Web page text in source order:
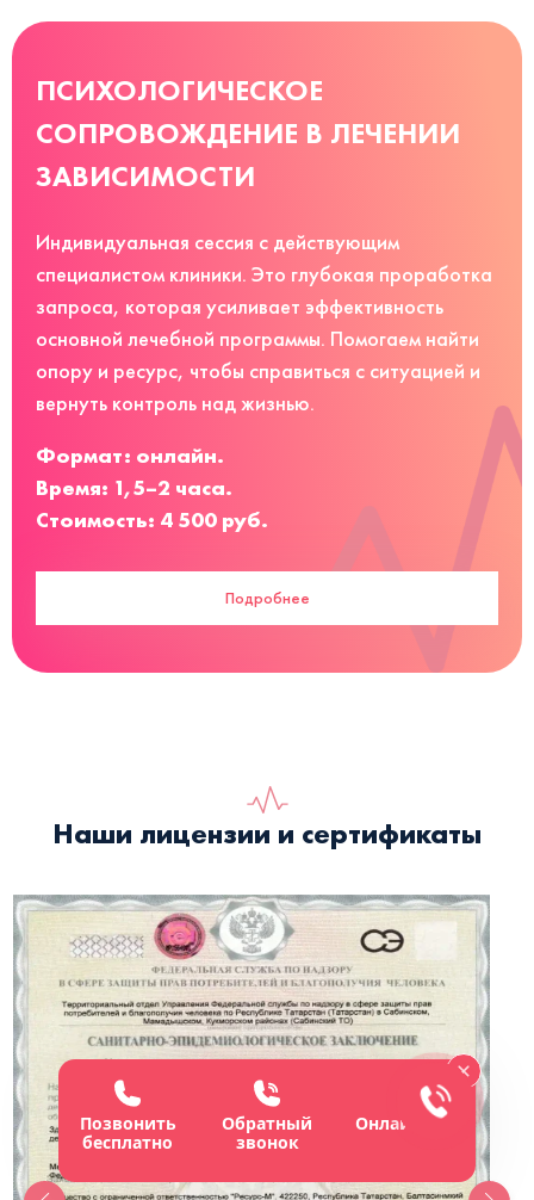
ПСИХОЛОГИЧЕСКОЕ
СОПРОВОЖДЕНИЕ В ЛЕЧЕНИИ
ЗАВИСИМОСТИ
Индивидуальная сессия с действующим
специалистом клиники. Это глубокая проработка
запроса, которая усиливает эффективность
основной лечебной программы. Помогаем найти
опору и ресурс, чтобы справиться с ситуацией и
вернуть контроль над жизнью.
Формат: онлайн.
Время: 1,5–2 часа.
Стоимость: 4 500 руб.
Подробнее
Наши лицензии и сертификаты
Позвонить
бесплатно
Обратный
звонок
Онлайн-чат